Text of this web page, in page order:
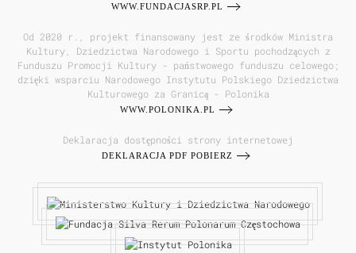
WWW.FUNDACJASRP.PL
Od 2020 r., projekt finansowany jest ze środków Ministra
Kultury, Dziedzictwa Narodowego i Sportu pochodzących z
Funduszu Promocji Kultury - państwowego funduszu celowego;
dzięki wsparciu Narodowego Instytutu Polskiego Dziedzictwa
Kulturowego za Granicą - Polonika
WWW.POLONIKA.PL
Deklaracja dostępności strony internetowej
DEKLARACJA PDF POBIERZ